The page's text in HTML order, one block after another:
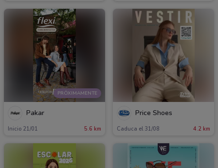
PRÓXIMAMENTE
Pakar
Inicio 21/01 5.6 km
Price Shoes
Caduca el 31/08 4.2 km